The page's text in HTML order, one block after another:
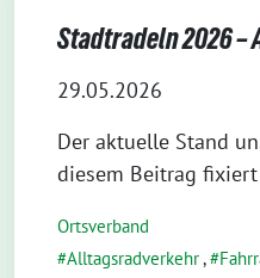
Stadtradeln 2026 –
29.05.2026
Der aktuelle Stand
diesem Beitrag
Ortsverband
Alltagsradverkehr,